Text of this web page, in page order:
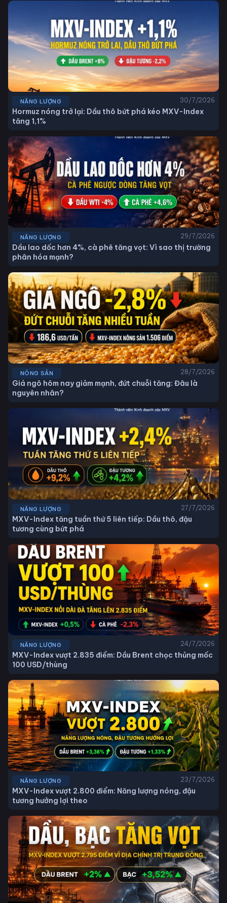
NĂNG LƯỢNG 30/7/2026
Hormuz nóng trở lại: Dầu thô bứt phá kéo MXV-Index
tăng 1,1%
NĂNG LƯỢNG 29/7/2026
Dầu lao dốc hơn 4%, cà phê tăng vọt: Vì sao thị trường
phân hóa mạnh?
NÔNG SẢN 28/7/2026
Giá ngô hôm nay giảm mạnh, đứt chuỗi tăng: Đâu là
nguyên nhân?
NĂNG LƯỢNG 27/7/2026
MXV-Index tăng tuần thứ 5 liên tiếp: Dầu thô, đậu
tương cùng bứt phá
NĂNG LƯỢNG 24/7/2026
MXV-Index vượt 2.835 điểm: Dầu Brent chọc thủng mốc
100 USD/thùng
NĂNG LƯỢNG 23/7/2026
MXV-Index vượt 2.800 điểm: Năng lượng nóng, đậu
tương hưởng lợi theo